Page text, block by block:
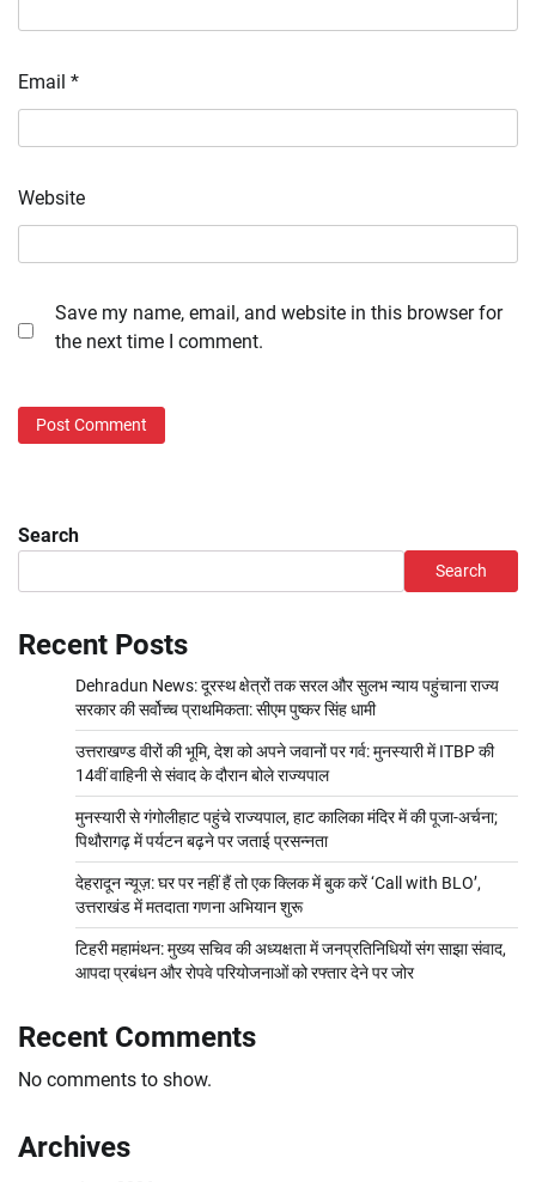
Email *
Website
Save my name, email, and website in this browser for
the next time I comment.
Search
Search
Recent Posts
Dehradun News: दूरस्थ क्षेत्रों तक सरल और सुलभ न्याय पहुंचाना राज्य
सरकार की सर्वोच्च प्राथमिकता: सीएम पुष्कर सिंह धामी
उत्तराखण्ड वीरों की भूमि, देश को अपने जवानों पर गर्व: मुनस्यारी में ITBP की
14वीं वाहिनी से संवाद के दौरान बोले राज्यपाल
मुनस्यारी से गंगोलीहाट पहुंचे राज्यपाल, हाट कालिका मंदिर में की पूजा-अर्चना;
पिथौरागढ़ में पर्यटन बढ़ने पर जताई प्रसन्नता
देहरादून न्यूज़: घर पर नहीं हैं तो एक क्लिक में बुक करें ‘Call with BLO’,
उत्तराखंड में मतदाता गणना अभियान शुरू
टिहरी महामंथन: मुख्य सचिव की अध्यक्षता में जनप्रतिनिधियों संग साझा संवाद,
आपदा प्रबंधन और रोपवे परियोजनाओं को रफ्तार देने पर जोर
Recent Comments
No comments to show.
Archives